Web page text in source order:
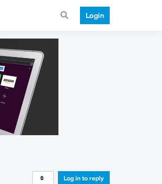
Login
Log in to reply